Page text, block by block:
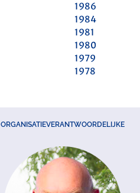
1986
1984
1981
1980
1979
1978
ORGANISATIEVERANTWOORDELIJKE